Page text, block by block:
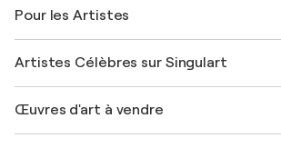
Offrir une carte cadeau
Rejoignez notre programme commercial
Mon compte
+33 1 76 44 06 42
FAQ
Magazine Singulart
Emplois
Découvrez une sélection d'art original
Pour les Artistes
Se connecter en tant qu'Artiste
Artistes Célèbres sur Singulart
Marc Chagall
Œuvres d'art à vendre